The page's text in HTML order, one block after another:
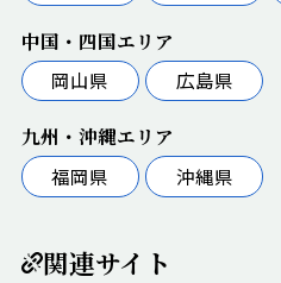
中国・四国エリア
岡山県
広島県
九州・沖縄エリア
福岡県
沖縄県
関連サイト